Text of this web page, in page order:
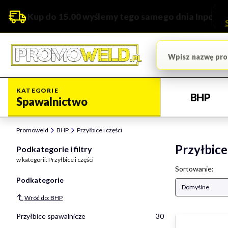
Kup do 15.00 wyślemy tego samego dnia Inpost
KATEGORIE
Spawalnictwo BHP
Promoweld BHP Przyłbice i części
Podkategorie i filtry
w kategorii: Przyłbice i części
Podkategorie
Wróć do: BHP
Przyłbice spawalnicze
30
Lista
Sortowanie:
Domyślne